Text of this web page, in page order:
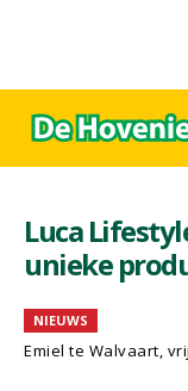
Luca
unieke
NIEUWS
Emiel te Walvaart,